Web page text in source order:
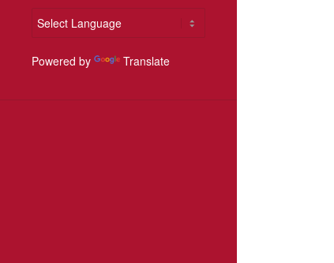
Powered by Translate